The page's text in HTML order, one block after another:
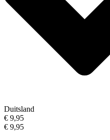
Duitsland
€ 9,95
€ 9,95